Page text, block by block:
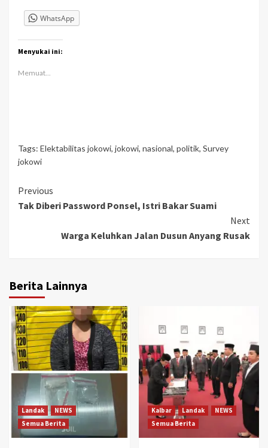
WhatsApp
Menyukai ini:
Memuat...
Tags: Elektabilitas jokowi, jokowi, nasional, politik, Survey
jokowi
Continue
Reading
Previous
Tak Diberi Password Ponsel, Istri Bakar Suami
Next
Warga Keluhkan Jalan Dusun Anyang Rusak
Berita Lainnya
Landak
NEWS
Semua Berita
Kalbar Landak
NEWS
Semua Berita